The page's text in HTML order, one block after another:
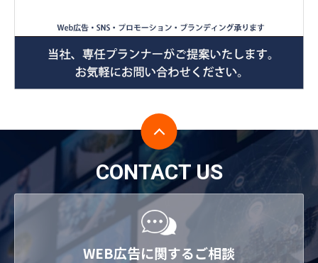
CONTACT US
WEB広告に関するご相談